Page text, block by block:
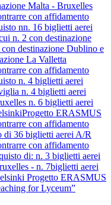
Malta - Bruxelles
con affidamento
nn. 16 biglietti aerei
n. 2 con destinazione
destinazione Dublino e
La Valletta
con affidamento
n. 4 biglietti aerei
n. 4 biglietti aerei
n. 6 biglietti aerei
ERASMUS
con affidamento
di 36 biglietti aerei A/R
con affidamento
di: n. 3 biglietti aerei
- n. 7biglietti aerei
Progetto ERASMUS
for Lyceum”